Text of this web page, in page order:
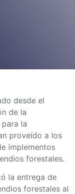
desde el
de la
la
proveído a los
implementos
forestales.
la entrega de
forestales al